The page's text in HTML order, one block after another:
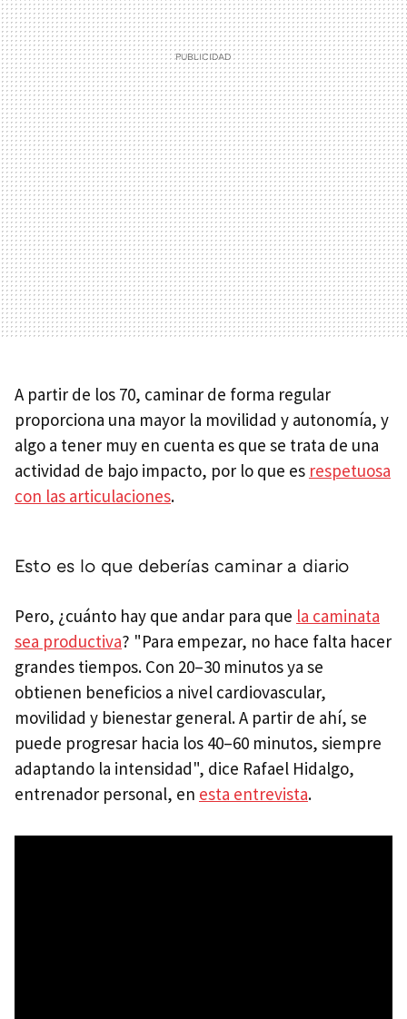
A partir de los 70, caminar de forma regular
proporciona una mayor la movilidad y autonomía, y
algo a tener muy en cuenta es que se trata de una
actividad de bajo impacto, por lo que es respetuosa
con las articulaciones.
Esto es lo que deberías caminar a diario
Pero, ¿cuánto hay que andar para que la caminata
sea productiva? "Para empezar, no hace falta hacer
grandes tiempos. Con 20–30 minutos ya se
obtienen beneficios a nivel cardiovascular,
movilidad y bienestar general. A partir de ahí, se
puede progresar hacia los 40–60 minutos, siempre
adaptando la intensidad", dice Rafael Hidalgo,
entrenador personal, en esta entrevista.